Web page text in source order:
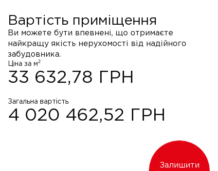
Вартість приміщення
Ви можете бути впевнені, що отримаєте
найкращу якість нерухомості від надійного
забудовника.
Ціна за м 2
33 632,78 ГРН
Загальна вартість
4 020 462,52 ГРН
Залишити